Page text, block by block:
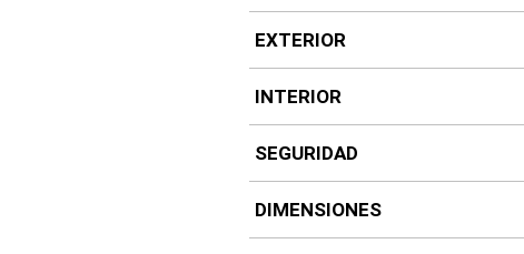
EXTERIOR
INTERIOR
SEGURIDAD
DIMENSIONES